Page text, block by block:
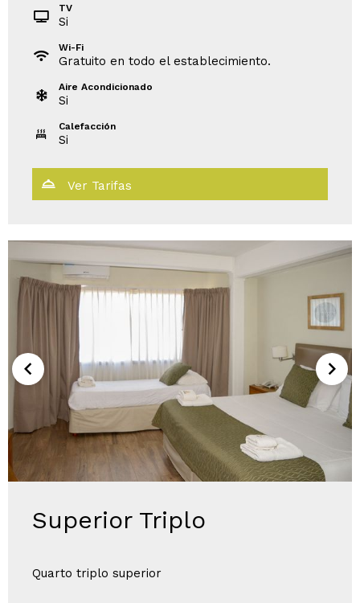
TV
Si
Wi-Fi
Gratuito en todo el establecimiento.
Aire Acondicionado
Si
Calefacción
Si
Ver Tarifas
Superior Triplo
Quarto triplo superior